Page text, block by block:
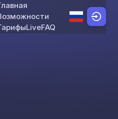
Skip to content
LiveFAQ